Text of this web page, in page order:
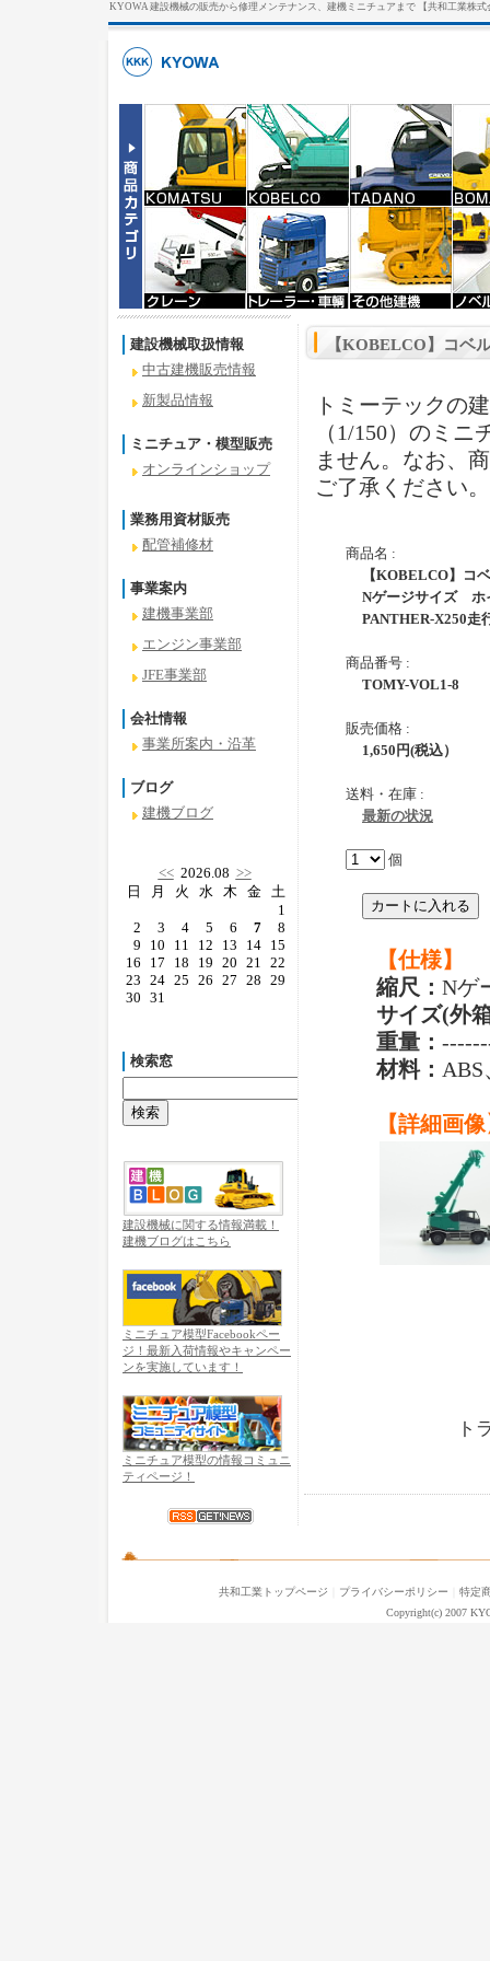
KYOWA 建設機械の販売から修理メンテナンス、建機ミニチュアまで 【共和工業株式
建設機械取扱情報
中古建機販売情報
新製品情報
ミニチュア・模型販売
オンラインショップ
業務用資材販売
配管補修材
事業案内
建機事業部
エンジン事業部
JFE事業部
会社情報
事業所案内・沿革
ブログ
建機ブログ
<<2026.08 >>
日
2
9
16
23
30
月
3
10
17
24
31
火
4
11
18
25
水
5
12
19
26
木
6
13
20
27
金
7
14
21
28
土
1
8
15
22
29
検索窓
建設機械に関する情報満載！
建機ブログはこちら
ミニチュア模型Facebookペー
ジ！最新入荷情報やキャンペー
ンを実施しています！
ミニチュア模型の情報コミュニ
ティページ！
【KOBELCO】コ
トミーテックの
（1/150）のミ
ません。なお、
ご了承ください。
商品名 :
【KOBELCO】コ
Nゲージサイズ ホ
PANTHER-X250走
商品番号 :
TOMY-VOL1-8
販売価格 :
1,650 円(税込）
送料・在庫 :
最新の状況
個
【仕様】
縮尺： Nゲ
サイズ(外
重量：
材料： ABS
【詳細画
ト
共和工業トップページ プライバシーポリシー
特定
Copyright(c) 2007